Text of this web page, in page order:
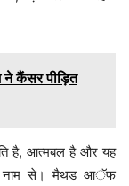
ने कैंसर पीड़ित
है, आत्मबल है और यह
के नाम से। मैथड आॅफ